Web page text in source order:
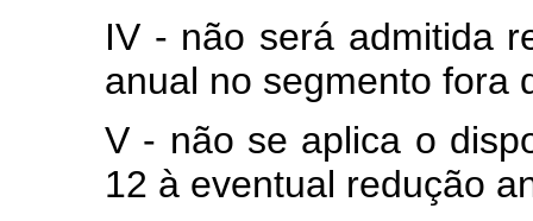
IV - não será admitida
anual no segmento fora
V - não se aplica o
12 à eventual redução